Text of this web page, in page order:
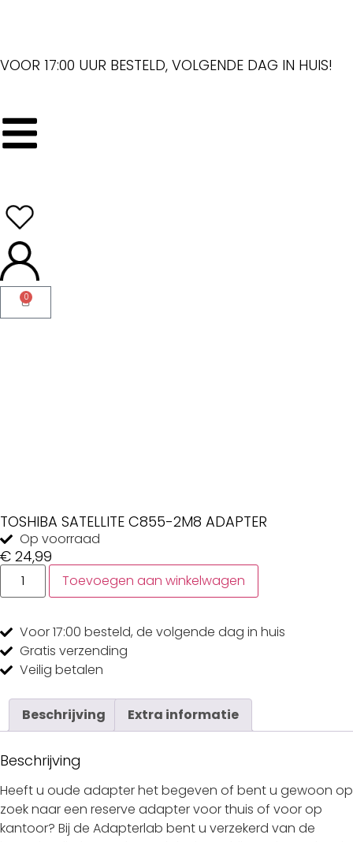
VOOR 17:00 UUR BESTELD, VOLGENDE DAG IN HUIS!
0
TOSHIBA SATELLITE C855-2M8 ADAPTER
Op voorraad
€ 24,99
Toevoegen aan winkelwagen
Voor 17:00 besteld, de volgende dag in huis
Gratis verzending
Veilig betalen
Beschrijving Extra informatie
Beschrijving
Heeft u oude adapter het begeven of bent u gewoon op
zoek naar een reserve adapter voor thuis of voor op
kantoor? Bij de Adapterlab bent u verzekerd van de